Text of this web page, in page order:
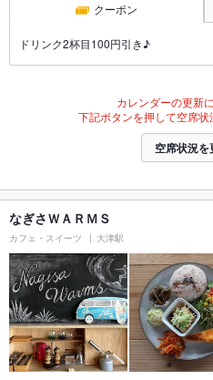
クーポン
ドリンク2杯目100円引き♪
カレンダーの更新
下記ボタンを押して空席状
空席状況を
なぎさＷＡＲＭＳ
カフェ・スイーツ 大津駅